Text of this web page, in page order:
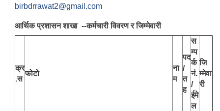
birbdrrawat2@gmail.com
आर्थिक प्रशासन शाखा ‍ --कर्मचारी विवरण र जिम्मेवारी
क्र
.स
फोटो
ना
म
पद
/
त
ह
स
म्प
र्क
नं.
/
ईमे
ल
जि
म्मेवा
री